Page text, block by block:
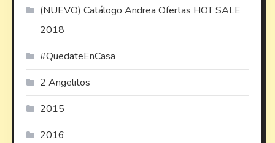
(NUEVO) Catálogo Andrea Ofertas HOT SALE
2018
#QuedateEnCasa
2 Angelitos
2015
2016